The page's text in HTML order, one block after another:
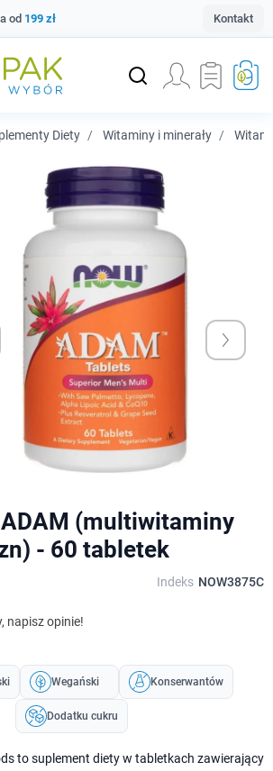
od 199 zł Kontakt
Diety Witaminy i minerały
(multiwitaminy
- 60 tabletek
Indeks NOW3875C
napisz opinie!
Wegański Konserwantów
Dodatku cukru
to suplement diety w tabletkach zawierający